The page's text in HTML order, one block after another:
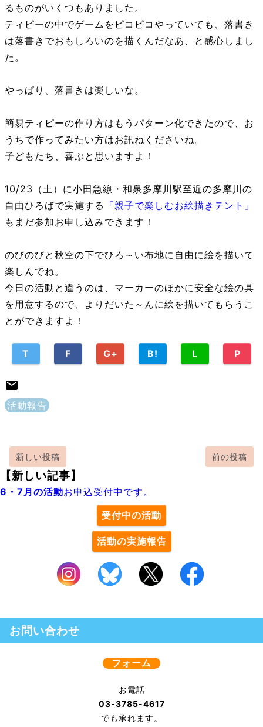
るものがいくつもありました。
ティピーの中でゲームをピコピコやっていても、落書き
は落書きでおもしろいのを描くんだなあ、と感心しまし
た。
やっぱり、落書きは楽しいな。
簡易ティピーの作り方はもうパターン化できたので、お
うちで作ってみたい方はお訊ねくださいね。
子どもたち、喜ぶと思いますよ！
10/23（土）に小田急線・和泉多摩川駅至近の多摩川の
自由ひろばで実施する 「親子で楽しむお絵描きテント」
もまだ参加お申し込みできます！
のびのびと秋空の下でひろ～い布地に自由に絵を描いて
楽しんでね。
今日の活動と違うのは、マーカーのほかに安全な絵の具
を用意するので、よりだいた～んに絵を描いてもらうこ
とができますよ！
T F G+ B! L P
活動報告
新しい投稿 前の投稿
【新しい記事】
6・7月の活動お申込受付中です。
受付中の活動
活動の実施報告
お問い合わせ
フォーム
お電話
03-3785-4617
でも承れます。